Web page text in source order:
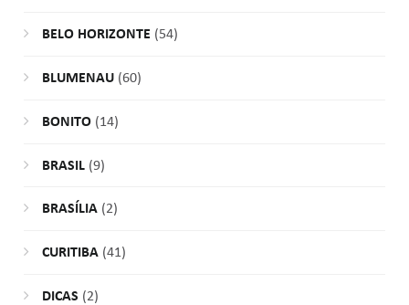
BELO HORIZONTE (54)
BLUMENAU(60)
BONITO(14)
BRASIL(9)
BRASÍLIA(2)
CURITIBA(41)
DICAS (2)